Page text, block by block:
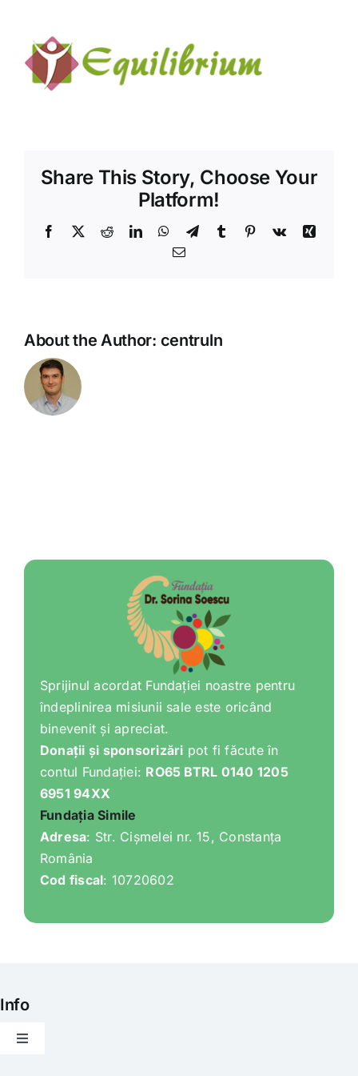
Tratamente naturale
Share This Story, Choose Your
Platform!
Facebook
X RedditLinkedInWhatsApp
TelegramTumblr Pinterest
Vk
Xing
Email
About the Author: centruln
Sprijinul acordat Fundației noastre pentru
îndeplinirea misiunii sale este oricând
binevenit și apreciat.
Donații și sponsorizări pot fi făcute în
contul Fundației: RO65 BTRL 0140 1205
6951 94XX
Fundația Simile
Adresa: Str. Cișmelei nr. 15, Constanța
România
Cod fiscal: 10720602
Info
Toggle